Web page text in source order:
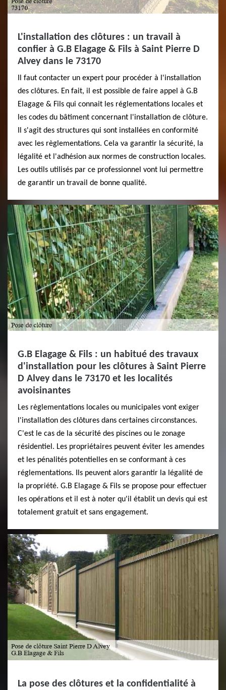
L'installation des clôtures : un travail à
confier à G.B Elagage & Fils à Saint Pierre D
Alvey dans le 73170
Il faut contacter un expert pour procéder à l'installation
des clôtures. En fait, il est possible de faire appel à G.B
Elagage & Fils qui connait les réglementations locales et
les codes du bâtiment concernant l'installation de clôture.
Il s'agit des structures qui sont installées en conformité
avec les règlementations. Cela va garantir la sécurité, la
légalité et l'adhésion aux normes de construction locales.
Les outils utilisés par ce professionnel vont lui permettre
de garantir un travail de bonne qualité.
G.B Elagage & Fils : un habitué des travaux
d'installation pour les clôtures à Saint Pierre
D Alvey dans le 73170 et les localités
avoisinantes
Les règlementations locales ou municipales vont exiger
l'installation des clôtures dans certaines circonstances.
C'est le cas de la sécurité des piscines ou le zonage
résidentiel. Les propriétaires peuvent éviter les amendes
et les pénalités potentielles en se conformant à ces
réglementations. Ils peuvent alors garantir la légalité de
la propriété. G.B Elagage & Fils se propose pour effectuer
les opérations et il est à noter qu'il établit un devis qui est
totalement gratuit et sans engagement.
La pose des clôtures et la confidentialité à